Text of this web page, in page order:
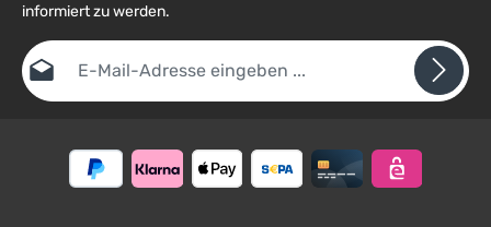
informiert zu werden.
E-Mail-Adresse*
Ich habe die Datenschutzbestimmungen zur Kenntnis
genommen und dieAGBgelesen und bin mit ihnen
Um weiterzugehen, geben Sie die oben abgebildeten Zeichen ein
Pflichtfelder.